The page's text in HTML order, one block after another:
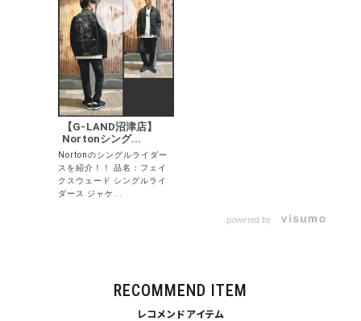
tune
【G-LAND沼津店】
Nortonシング...
Nortonのシングルライダー
スを紹介！！ 品名：フェイ
クスウェード シングルライ
ダース ジャケ...
powered by
RECOMMEND ITEM
レコメンドアイテム